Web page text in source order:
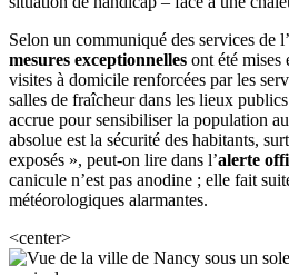
Selon un communiqué des services de
mesures exceptionnelles ont été mises
visites à domicile renforcées par les
salles de fraîcheur dans les lieux
accrue pour sensibiliser la population
absolue est la sécurité des habitants,
exposés », peut-on lire dans l’alerte
canicule n’est pas anodine ; elle fait
météorologiques alarmantes.
<center>